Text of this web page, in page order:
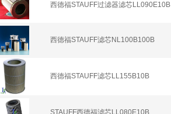
西德福STAUFF过滤器滤芯LL090E10B
西德福STAUFF滤芯NL100B100B
西德福STAUFF滤芯LL155B10B
STAUFF西德福滤芯LL080E10B